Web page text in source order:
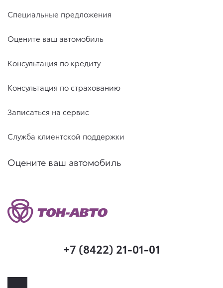
Специальные предложения
Оцените ваш автомобиль
Консультация по кредиту
Консультация по страхованию
Записаться на сервис
Служба клиентской поддержки
Оцените ваш автомобиль
+7 (8422) 21-01-01